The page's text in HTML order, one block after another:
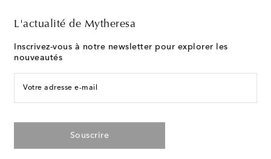
L'actualité de Mytheresa
Inscrivez-vous à notre newsletter pour explorer les
nouveautés
Votre adresse e-mail
Souscrire